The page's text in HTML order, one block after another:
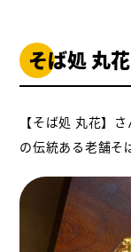
そば処 丸
【そば処 丸花】
の伝統ある老舗そ